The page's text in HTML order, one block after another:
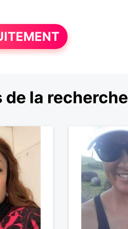
la recherche